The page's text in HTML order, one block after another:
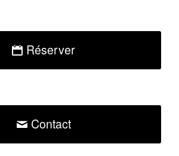
Réserver
Contact